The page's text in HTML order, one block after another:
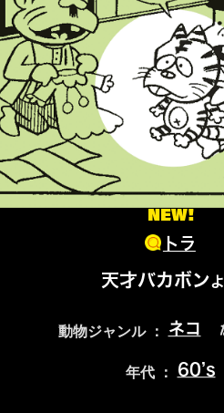
NEW!
トラ
天才バカボン
動物ジャンル ： ネコ
年代 ： 60’s